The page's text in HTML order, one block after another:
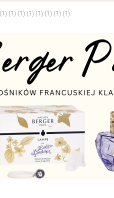
(1) (1) (1) (1) (1) (1) (1)